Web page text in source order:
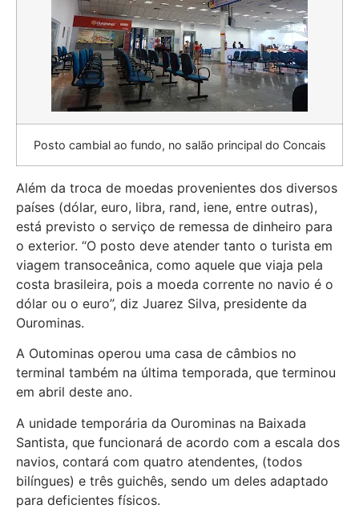
Posto cambial ao fundo, no salão principal do Concais
Além da troca de moedas provenientes dos diversos
países (dólar, euro, libra, rand, iene, entre outras),
está previsto o serviço de remessa de dinheiro para
o exterior. “O posto deve atender tanto o turista em
viagem transoceânica, como aquele que viaja pela
costa brasileira, pois a moeda corrente no navio é o
dólar ou o euro”, diz Juarez Silva, presidente da
Ourominas.
A Outominas operou uma casa de câmbios no
terminal também na última temporada, que terminou
em abril deste ano.
A unidade temporária da Ourominas na Baixada
Santista, que funcionará de acordo com a escala dos
navios, contará com quatro atendentes, (todos
bilíngues) e três guichês, sendo um deles adaptado
para deficientes físicos.